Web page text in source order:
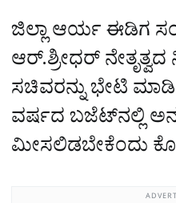
ಜಿಲ್ಲಾ ಆರ್ಯ ಈಡಿಗ
ಆರ್.ಶ್ರೀಧರ್‌
ಸಚಿವರನ್ನು ಭೇಟಿ ಮಾಡಿ
ವರ್ಷದ ಬಜೆಟ್‌ನಲ್ಲಿ
ಮೀಸಲಿಡಬೇಕೆಂದು